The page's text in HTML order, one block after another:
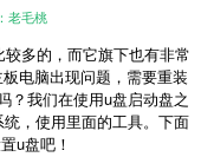
老毛桃
多的，而它旗下也有非常
电脑出现问题，需要重装
？我们在使用u盘启动盘之
，使用里面的工具。下面
u盘吧！